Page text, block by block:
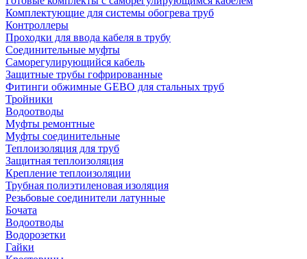
Комплектующие для системы обогрева труб
Контроллеры
Проходки для ввода кабеля в трубу
Соединительные муфты
Саморегулирующийся кабель
Защитные трубы гофрированные
Фитинги обжимные GEBO для стальных труб
Тройники
Водоотводы
Муфты ремонтные
Муфты соединительные
Теплоизоляция для труб
Защитная теплоизоляция
Крепление теплоизоляции
Трубная полиэтиленовая изоляция
Резьбовые соединители латунные
Бочата
Водоотводы
Водорозетки
Гайки